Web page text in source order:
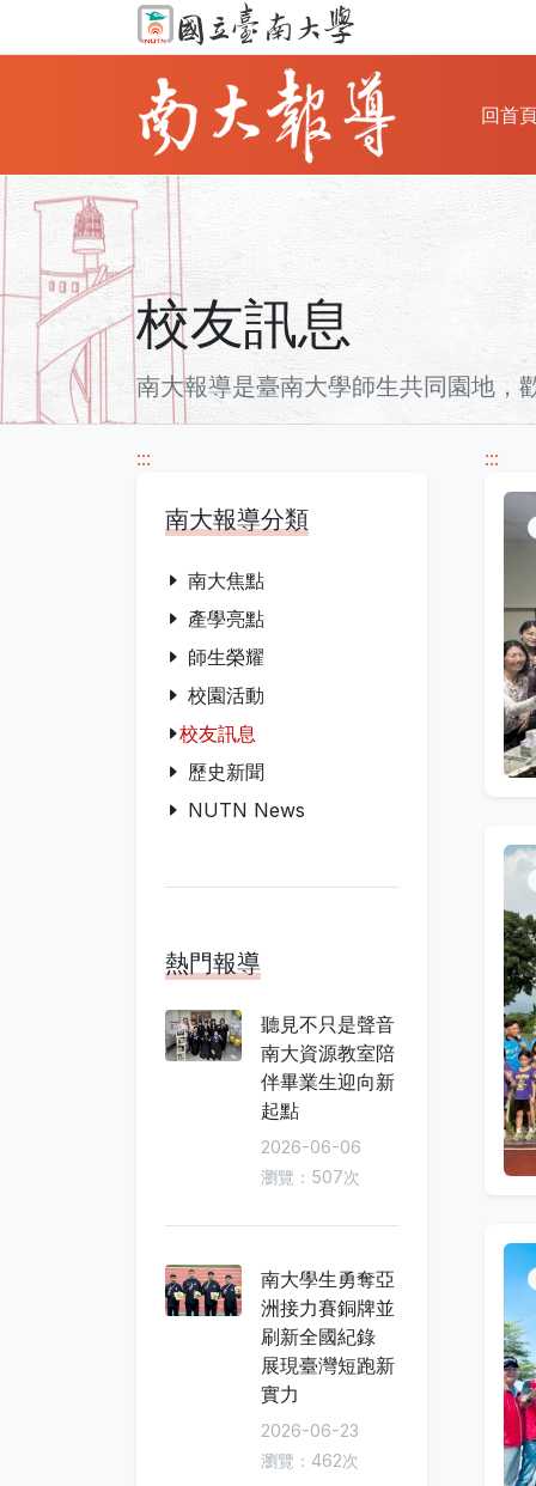
回首
校友訊息
南大報導是臺南大學師生共同園地，
:::
:::
南大報導分類
南大焦點
產學亮點
師生榮耀
校園活動
校友訊息
歷史新聞
NUTN News
熱門報導
聽見不只是聲音
南大資源教室陪
伴畢業生迎向新
起點
2026-06-06
瀏覽：507次
南大學生勇奪亞
洲接力賽銅牌並
刷新全國紀錄
展現臺灣短跑新
實力
2026-06-23
瀏覽：462次